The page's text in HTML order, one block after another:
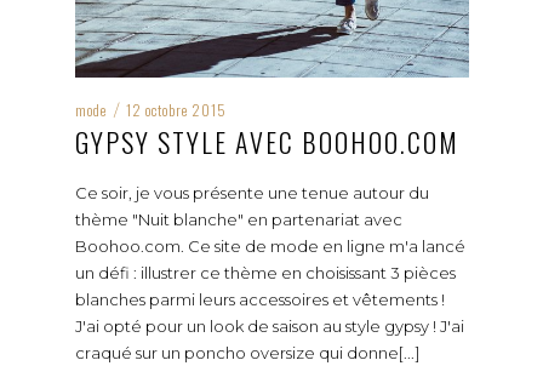
mode / 12 octobre 2015
GYPSY STYLE AVEC BOOHOO.COM
Ce soir, je vous présente une tenue autour du
thème "Nuit blanche" en partenariat avec
Boohoo.com. Ce site de mode en ligne m'a lancé
un défi : illustrer ce thème en choisissant 3 pièces
blanches parmi leurs accessoires et vêtements !
J'ai opté pour un look de saison au style gypsy ! J'ai
craqué sur un poncho oversize qui donne[...]